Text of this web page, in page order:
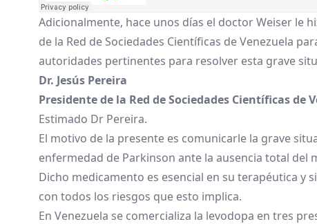
Adicionalmente, hace unos días el doctor Weiser le
de la Red de Sociedades Científicas de Venezuela
autoridades pertinentes para resolver esta grave
Dr. Jesús Pereira
Presidente de la Red de Sociedades Científicas de
Estimado Dr Pereira.
El motivo de la presente es comunicarle la grave
enfermedad de Parkinson ante la ausencia total del
Dicho medicamento es esencial en su terapéutica y
con todos los riesgos que esto implica.
En Venezuela se comercializa la levodopa en tres